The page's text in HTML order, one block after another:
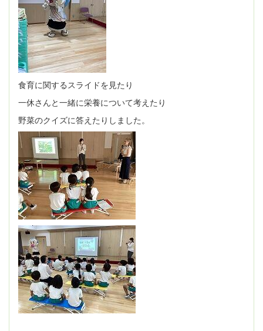
食育に関するスライドを見たり
一休さんと一緒に栄養について考えたり
野菜のクイズに答えたりしました。